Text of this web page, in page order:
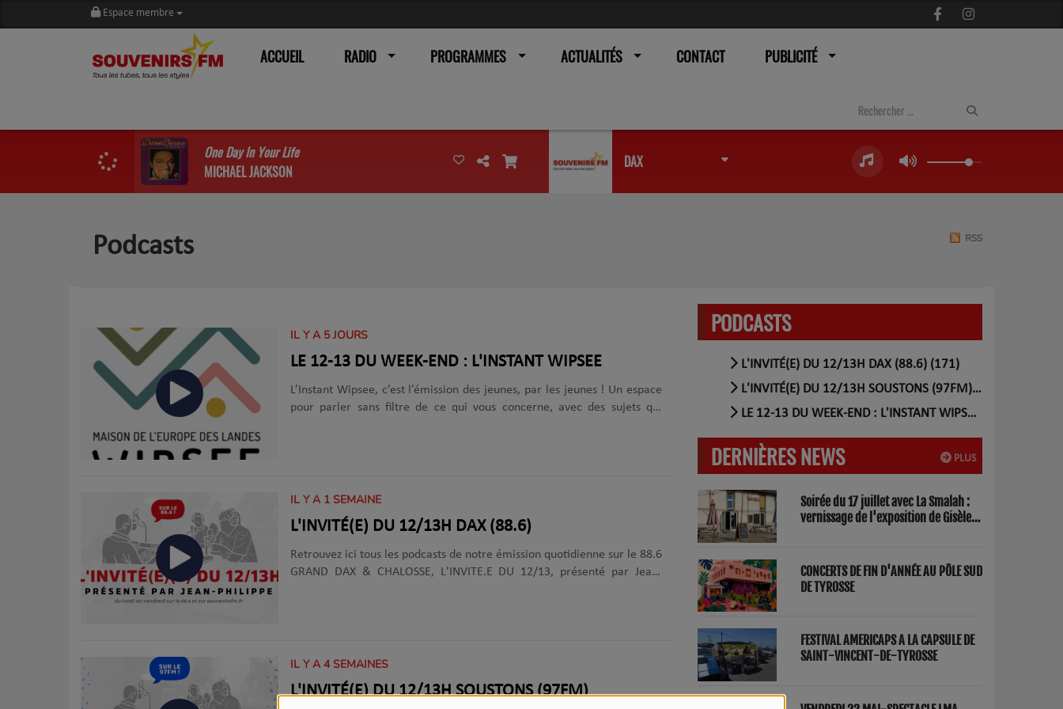
Espace membre
ACCUEIL RADIO PROGRAMMES ACTUALITÉS CONTACT PUBLICITÉ
One Day In Your Life
MICHAEL JACKSON
DAX
Podcasts RSS
IL Y A 5 JOURS
LE 12-13 DU WEEK-END : L'INSTANT WIPSEE
L’Instant Wipsee, c’est l’émission des jeunes, par les jeunes ! Un espace
pour parler sans filtre de ce qui vous concerne, avec des sujets qui
IL Y A 1 SEMAINE
L'INVITÉ(E) DU 12/13H DAX (88.6)
Retrouvez ici tous les podcasts de notre émission quotidienne sur le 88.6
GRAND DAX & CHALOSSE, L'INVITE.E DU 12/13, présenté par Jean-
IL Y A 4 SEMAINES
L'INVITÉ(E) DU 12/13H SOUSTONS (97FM)
PODCASTS
L'INVITÉ(E) DU 12/13H DAX (88.6) (171)
L'INVITÉ(E) DU 12/13H SOUSTONS (97FM) (56)
LE 12-13 DU WEEK-END : L'INSTANT WIPSEE (17)
PLUS
DERNIÈRES NEWS
Soirée du 17 juillet avec La Smalah :
vernissage de l'exposition de Gisèle
CONCERTS DE FIN D'ANNÉE AU PÔLE SUD
DE TYROSSE
FESTIVAL AMERICAPS A LA CAPSULE DE
SAINT-VINCENT-DE-TYROSSE